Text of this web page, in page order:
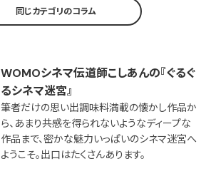
同じカテゴリのコラム
WOMOシネマ伝道師こしあんの『ぐるぐ
るシネマ迷宮』
筆者だけの思い出調味料満載の懐かし作品か
ら、あまり共感を得られないようなディープな
作品まで、密かな魅力いっぱいのシネマ迷宮へ
ようこそ。出口はたくさんあります。